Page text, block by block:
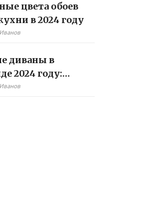
по выбору
цвета обоев
в 2024 году
диваны в
2024 году:
взгляд на